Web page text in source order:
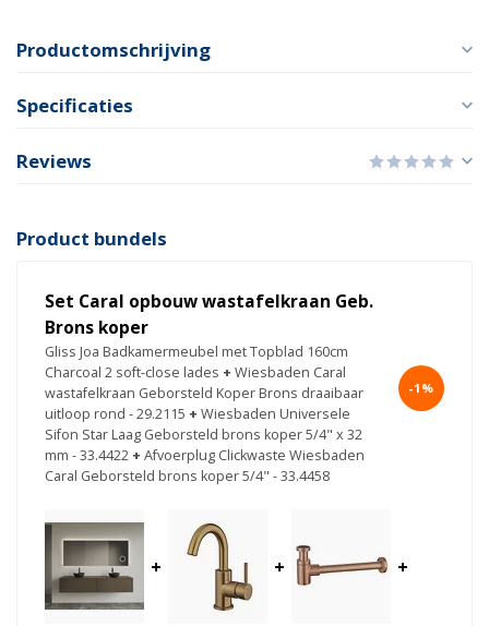
Productomschrijving
Specificaties
Reviews
Product bundels
Set Caral opbouw wastafelkraan Geb.
Brons koper
Gliss Joa Badkamermeubel met Topblad 160cm
Charcoal 2 soft-close lades + Wiesbaden Caral
wastafelkraan Geborsteld Koper Brons draaibaar
uitloop rond - 29.2115 + Wiesbaden Universele
Sifon Star Laag Geborsteld brons koper 5/4" x 32
mm - 33.4422 + Afvoerplug Clickwaste Wiesbaden
Caral Geborsteld brons koper 5/4" - 33.4458
-1%
+ + +